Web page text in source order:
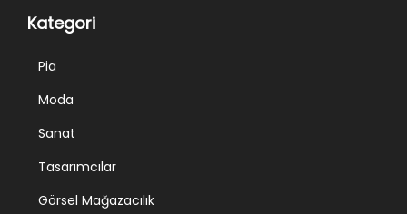
Kategori
Pia
Moda
Sanat
Tasarımcılar
Görsel Mağazacılık